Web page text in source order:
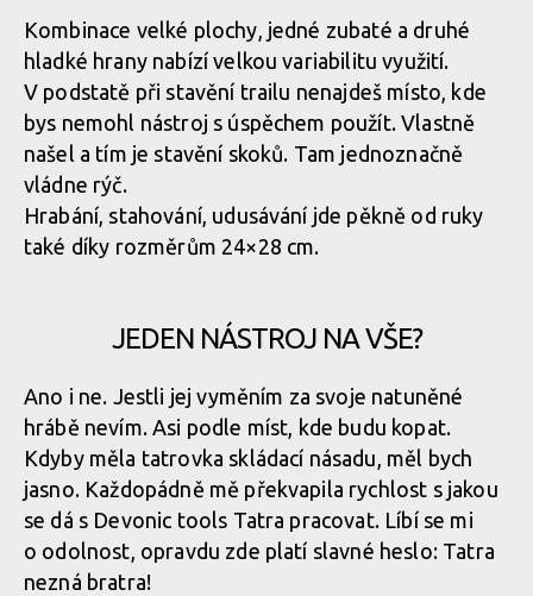
Test: Devonic tools Tatra - McLeod Fire Tool po slovensku
Test: Devonic tools Tatra - McLeod Fire Tool po slovensku
Test: Devonic tools Tatra - McLeod Fire Tool po slovensku
Kombinace velké plochy, jedné zubaté a druhé
hladké hrany nabízí velkou variabilitu využití.
V podstatě při stavění trailu nenajdeš místo, kde
bys nemohl nástroj s úspěchem použít. Vlastně
našel a tím je stavění skoků. Tam jednoznačně
vládne rýč.
Hrabání, stahování, udusávání jde pěkně od ruky
také díky rozměrům 24×28 cm.
JEDEN NÁSTROJ NA VŠE?
Ano i ne. Jestli jej vyměním za svoje natuněné
hrábě nevím. Asi podle míst, kde budu kopat.
Kdyby měla tatrovka skládací násadu, měl bych
jasno. Každopádně mě překvapila rychlost s jakou
se dá s Devonic tools Tatra pracovat. Líbí se mi
o odolnost, opravdu zde platí slavné heslo: Tatra
nezná bratra!